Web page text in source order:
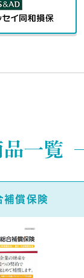
一覧
補償保険